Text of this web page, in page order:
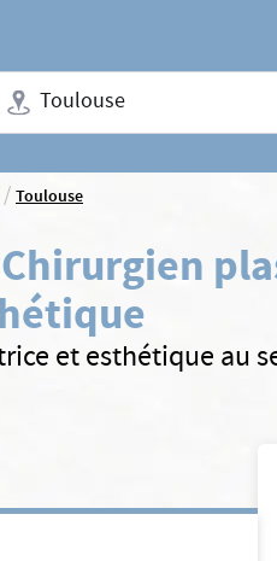
+ N° de département,
/Toulouse
Chirurgien
et esthétique au